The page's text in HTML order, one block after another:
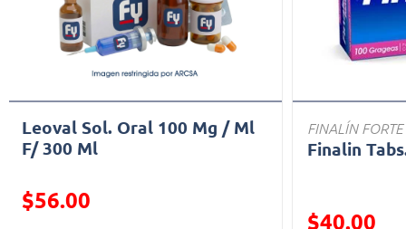
Leoval Sol. Oral 100 Mg / Ml
F/ 300 Ml
Precio reducido de
$56.00
FINALÍN FORTE
Finalin
Precio
$40.00